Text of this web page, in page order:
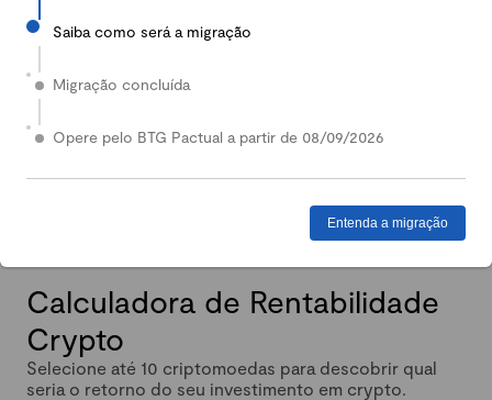
2024
Em 2024, nossa Carteira Conservadora mais que
Enquanto isso, quem investiu em Renda Fixa lucrou
Calculadora de Rentabilidade
Crypto
Selecione até 10 criptomoedas para descobrir qual
seria o retorno do seu investimento em crypto.
Saiba como será a migração
Migração concluída
Opere pelo BTG Pactual a partir de 08/09/2026
Entenda a migração